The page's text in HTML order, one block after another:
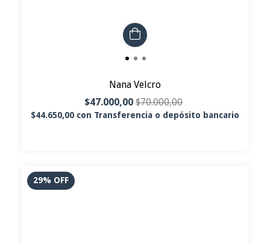
Nana Velcro
$47.000,00 $70.000,00
$44.650,00 con Transferencia o depósito bancario
29% OFF